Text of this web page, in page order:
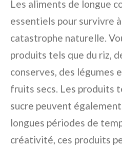
Les aliments de longue
essentiels pour survivre
catastrophe naturelle.
produits tels que du riz,
conserves, des légumes
fruits secs. Les produits
sucre peuvent
longues périodes de
créativité, ces produits